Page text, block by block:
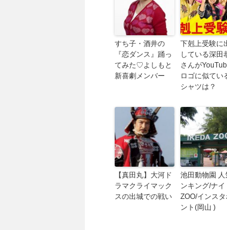
すち子・酒井の
『恋ダンス』踊っ
てみた♡よしもと
新喜劇メンバー
下剋上受験に
している深田
さんが
ロゴに似てい
シャツは？
【真田丸】大河ド
ラマクライマック
スの出城での戦い
池田動物園 人
ンキング/ナイ
ZOO/インスタ
ント(岡山 )